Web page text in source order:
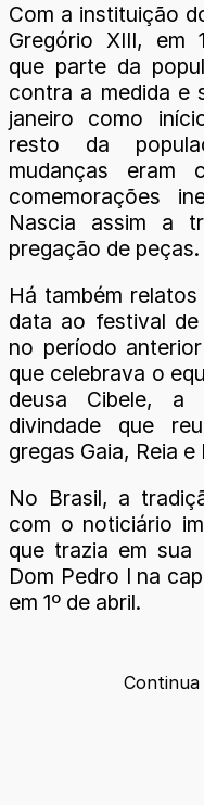
Com a instituição
Gregório XIII, em
que parte da
contra a medida e
janeiro como
resto da
mudanças eram
comemorações
Nascia assim a
pregação de peças.
Há também
data ao festival
no período
que celebrava o
deusa Cibele, a
divindade que
gregas Gaia, Reia e
No Brasil, a
com o noticiário
que trazia em sua
Dom Pedro I na
em 1º de abril.
Continua